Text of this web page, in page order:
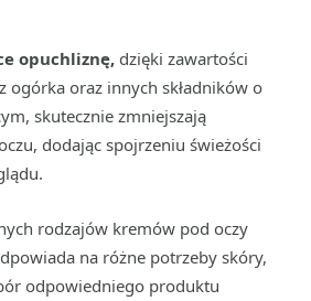
opuchliznę, dzięki zawartości
ogórka oraz innych składników o
skutecznie zmniejszają
dodając spojrzeniu świeżości
rodzajów kremów pod oczy
na różne potrzeby skóry,
odpowiedniego produktu